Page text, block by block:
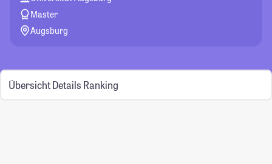
Master
Augsburg
Übersicht Details Ranking